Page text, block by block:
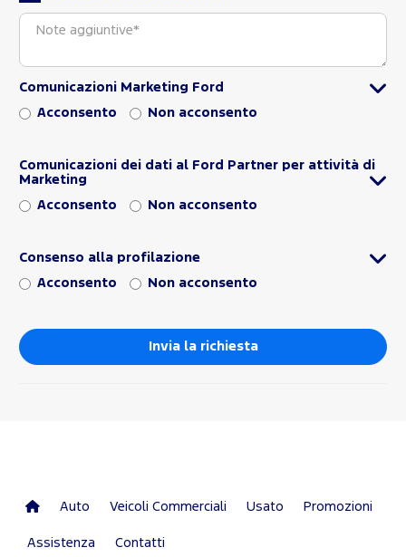
Comunicazioni Marketing Ford
Acconsento Non acconsento
Comunicazioni dei dati al Ford Partner per attività di
Marketing
Acconsento Non acconsento
Consenso alla profilazione
Acconsento Non acconsento
Auto Veicoli Commerciali Usato Promozioni
Assistenza Contatti